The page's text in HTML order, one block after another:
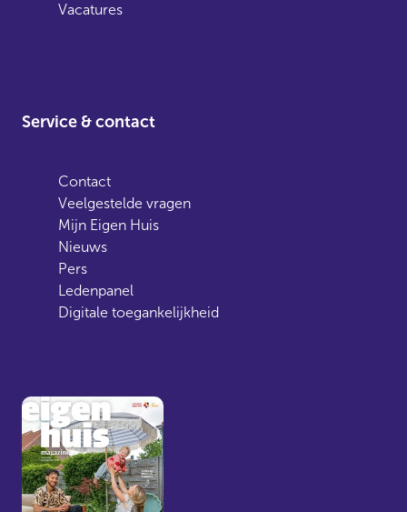
Vacatures
Service & contact
Contact
Veelgestelde vragen
Mijn Eigen Huis
Nieuws
Pers
Ledenpanel
Digitale toegankelijkheid